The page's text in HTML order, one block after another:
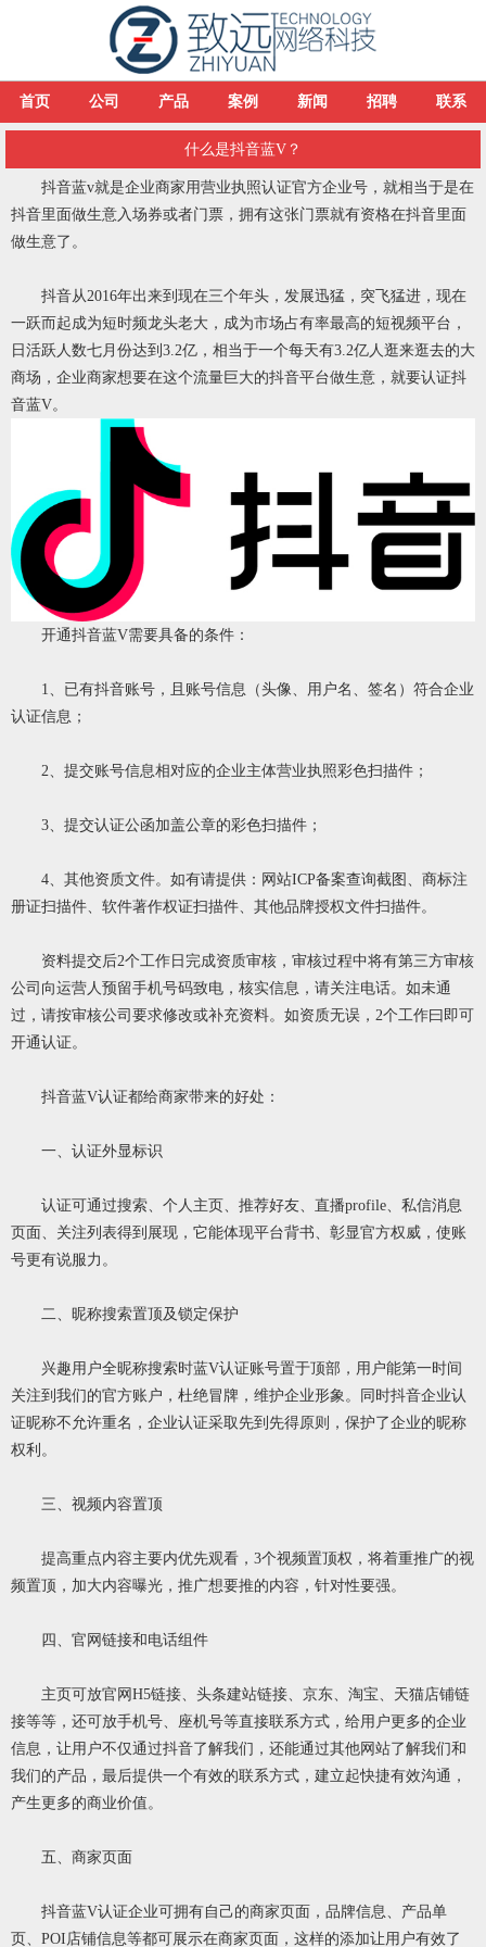
首页 公司 产品 案例 新闻 招聘 联系
什么是抖音蓝V？
抖音蓝v就是企业商家用营业执照认证官方企业号，就相当于是在
抖音里面做生意入场券或者门票，拥有这张门票就有资格在抖音里面
做生意了。
抖音从2016年出来到现在三个年头，发展迅猛，突飞猛进，现在
一跃而起成为短时频龙头老大，成为市场占有率最高的短视频平台，
日活跃人数七月份达到3.2亿，相当于一个每天有3.2亿人逛来逛去的大
商场，企业商家想要在这个流量巨大的抖音平台做生意，就要认证抖
音蓝V。
开通抖音蓝V需要具备的条件：
1、已有抖音账号，且账号信息（头像、用户名、签名）符合企业
认证信息；
2、提交账号信息相对应的企业主体营业执照彩色扫描件；
3、提交认证公函加盖公章的彩色扫描件；
4、其他资质文件。如有请提供：网站ICP备案查询截图、商标注
册证扫描件、软件著作权证扫描件、其他品牌授权文件扫描件。
资料提交后2个工作日完成资质审核，审核过程中将有第三方审核
公司向运营人预留手机号码致电，核实信息，请关注电话。如未通
过，请按审核公司要求修改或补充资料。如资质无误，2个工作曰即可
开通认证。
抖音蓝V认证都给商家带来的好处：
一、认证外显标识
认证可通过搜索、个人主页、推荐好友、直播profile、私信消息
页面、关注列表得到展现，它能体现平台背书、彰显官方权威，使账
号更有说服力。
二、昵称搜索置顶及锁定保护
兴趣用户全昵称搜索时蓝V认证账号置于顶部，用户能第一时间
关注到我们的官方账户，杜绝冒牌，维护企业形象。同时抖音企业认
证昵称不允许重名，企业认证采取先到先得原则，保护了企业的昵称
权利。
三、视频内容置顶
提高重点内容主要内优先观看，3个视频置顶权，将着重推广的视
频置顶，加大内容曝光，推广想要推的内容，针对性要强。
四、官网链接和电话组件
主页可放官网H5链接、头条建站链接、京东、淘宝、天猫店铺链
接等等，还可放手机号、座机号等直接联系方式，给用户更多的企业
信息，让用户不仅通过抖音了解我们，还能通过其他网站了解我们和
我们的产品，最后提供一个有效的联系方式，建立起快捷有效沟通，
产生更多的商业价值。
五、商家页面
抖音蓝V认证企业可拥有自己的商家页面，品牌信息、产品单
页、POI店铺信息等都可展示在商家页面，这样的添加让用户有效了